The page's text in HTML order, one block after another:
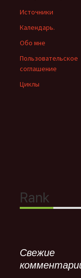
Источники
Календарь.
Обо мне
Пользовательское
соглашение
Циклы
Свежие